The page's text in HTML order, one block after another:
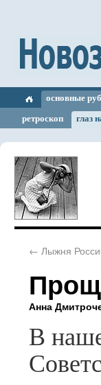
основные
ретроскоп
глаз
← Лыжня
Анна
В